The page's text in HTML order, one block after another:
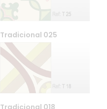
Tradicional 025
Tradicional 018